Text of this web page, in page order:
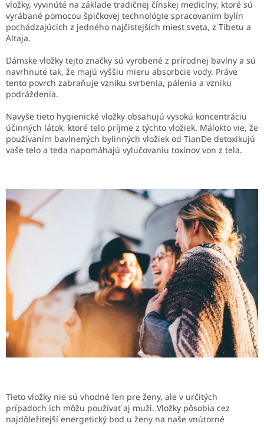
vložky, vyvinúté na základe tradičnej čínskej medicíny, ktoré sú
vyrábané pomocou špičkovej technológie spracovaním bylín
pochádzajúcich z jedného najčistejších miest sveta, z Tibetu a
Altaja.
Dámske vložky tejto značky sú vyrobené z prírodnej bavlny a sú
navrhnuté tak, že majú vyššiu mieru absorbcie vody. Práve
tento povrch zabraňuje vzniku svrbenia, pálenia a vzniku
podráždenia.
Navyše tieto hygienické vložky obsahujú vysokú koncentráciu
účinných látok, ktoré telo príjme z týchto vložiek. Málokto vie, že
používaním bavlnených bylinných vložiek od TianDe detoxikujú
vaše telo a teda napomáhajú vylučovaniu toxínov von z tela.
Tieto vložky nie sú vhodné len pre ženy, ale v určitých
prípadoch ich môžu používať aj muži. Vložky pôsobia cez
najdôležitejší energetický bod u ženy na naše vnútorné